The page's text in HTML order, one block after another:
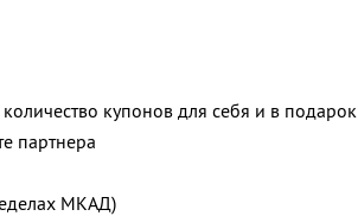
купонов для себя и в подарок
партнера
МКАД)